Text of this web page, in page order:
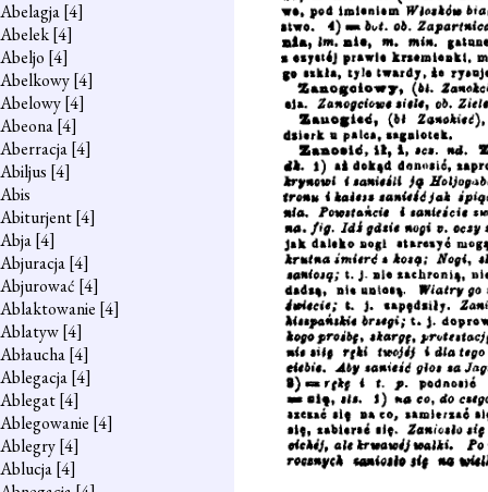
Abelagja[4]
Abelek[4]
Abeljo [4]
Abelkowy[4]
Abelowy[4]
Abeona[4]
Aberracja[4]
Abiljus [4]
Abis
Abiturjent[4]
Abja[4]
Abjuracja[4]
Abjurować [4]
Ablaktowanie [4]
Ablatyw[4]
Abłaucha[4]
Ablegacja[4]
Ablegat[4]
Ablegowanie [4]
Ablegry[4]
Ablucja[4]